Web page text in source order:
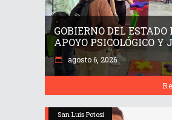
GOBIERNO DEL
APOYO PSICOLÓGICO Y
agosto 6, 2026
San Luis Potosí